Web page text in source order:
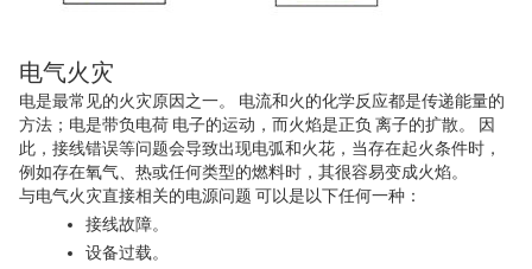
电气火灾
电是最常见的火灾原因之一。 电流和火的化学反应都是传递能量的
方法；电是带负电荷 电子的运动，而火焰是正负 离子的扩散。 因
此，接线错误等问题会导致出现电弧和火花，当存在起火条件时，
例如存在氧气、热或任何类型的燃料时，其很容易变成火焰。
与电气火灾直接相关的电源问题 可以是以下任何一种：
接线故障。
设备过载。